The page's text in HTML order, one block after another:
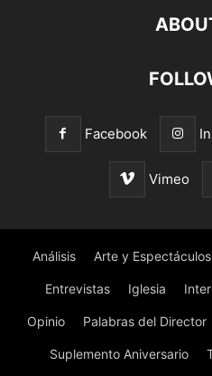
Facebook
Vimeo
Análisis Arte y Espectáculos
Entrevistas Iglesia
Opinio Palabras del Director
Suplemento Aniversario